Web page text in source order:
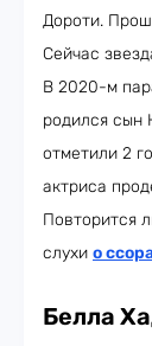
Дороти.
Сейчас
В 2020-м
родился сын
отметили 2
актриса
Повторится
слухи о
Белла